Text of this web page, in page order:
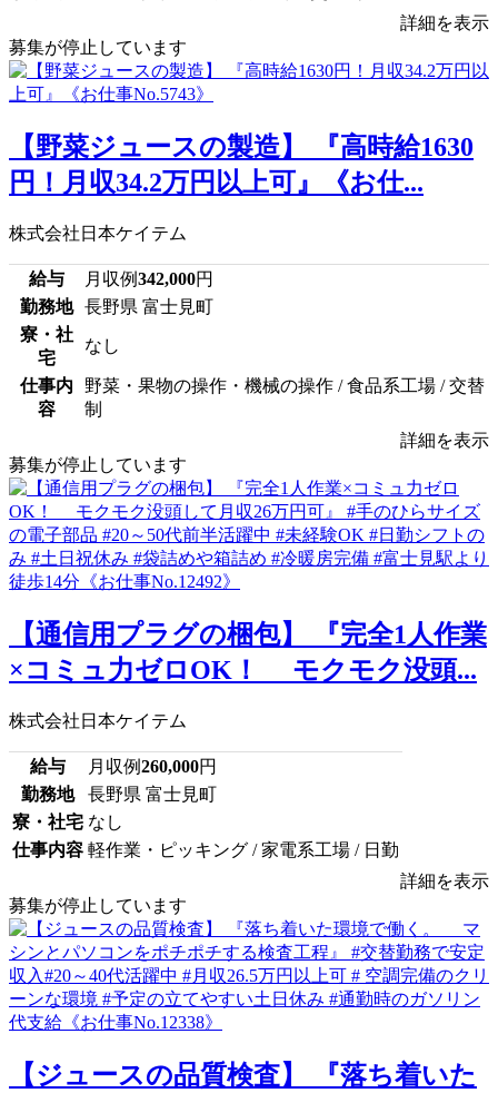
詳細を表示
募集が停止しています
【野菜ジュースの製造】 『高時給1630
円！月収34.2万円以上可』《お仕...
株式会社日本ケイテム
給与 月収例342,000円
勤務地
長野県 富士見町
寮・社
宅
なし
仕事内
容
野菜・果物の操作・機械の操作 / 食品系工場 / 交替
制
詳細を表示
募集が停止しています
【通信用プラグの梱包】 『完全1人作業
×コミュ力ゼロOK！ モクモク没頭...
株式会社日本ケイテム
給与 月収例260,000円
勤務地
長野県 富士見町
寮・社宅 なし
仕事内容 軽作業・ピッキング / 家電系工場 / 日勤
詳細を表示
募集が停止しています
【ジュースの品質検査】 『落ち着いた